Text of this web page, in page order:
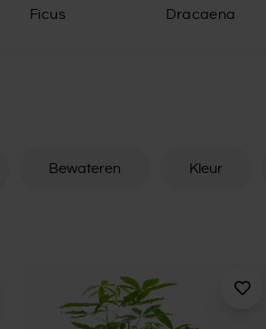
Ficus Dracaena
Bewateren Kleur